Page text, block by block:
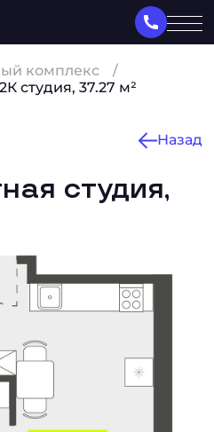
комплекс
2К студия, 37.27 м²
Назад
студия,